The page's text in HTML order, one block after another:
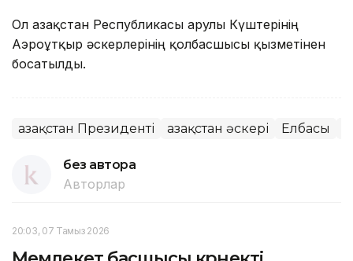
Ол Қазақстан Республикасы Қарулы Күштерінің
Аэроұтқыр әскерлерінің қолбасшысы қызметінен
босатылды.
Қазақстан Президенті Қазақстан әскері Елбасы
без автора
Авторлар
20:03, 07 Тамыз 2026